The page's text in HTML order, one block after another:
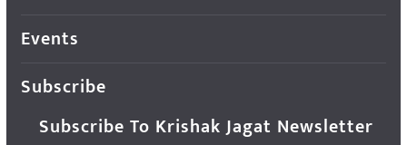
Events
Subscribe
Subscribe To Krishak Jagat Newsletter